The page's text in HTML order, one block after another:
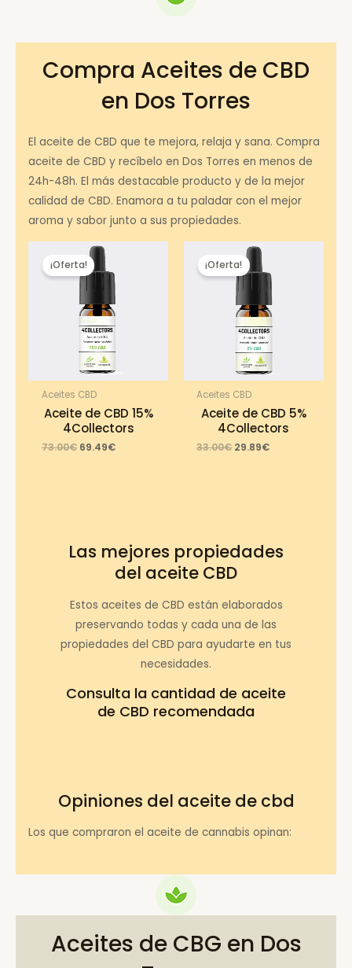
Compra Aceites de CBD
en Dos Torres
El aceite de CBD que te mejora, relaja y sana. Compra
aceite de CBD y recíbelo en Dos Torres en menos de
24h-48h. El más destacable producto y de la mejor
calidad de CBD. Enamora a tu paladar con el mejor
aroma y sabor junto a sus propiedades.
¡Oferta!
Aceites CBD
Aceite de CBD 15%
4Collectors
73.00€ Original
69.49€Current
¡Oferta!
Aceites CBD
Aceite de CBD 5%
4Collectors
33.00€ Original
29.89€Current
Las mejores propiedades
del aceite CBD
Estos aceites de CBD están elaborados
preservando todas y cada una de las
propiedades del CBD para ayudarte en tus
necesidades.
Consulta la cantidad de aceite
de CBD recomendada
Opiniones del aceite de cbd
Los que compraron el aceite de cannabis opinan:
Aceites de CBG en Dos